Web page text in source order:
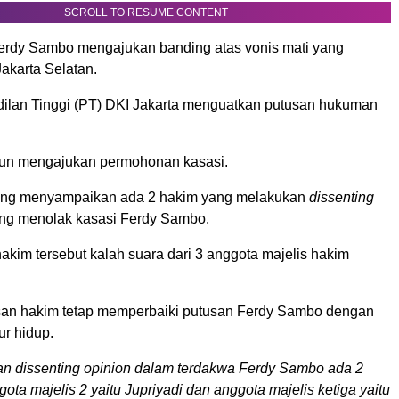
SCROLL TO RESUME CONTENT
Sambo mengajukan banding atas vonis mati yang
Selatan.
Tinggi (PT) DKI Jakarta menguatkan putusan hukuman
mengajukan permohonan kasasi.
menyampaikan ada 2 hakim yang melakukan dissenting
menolak kasasi Ferdy Sambo.
tersebut kalah suara dari 3 anggota majelis hakim
hakim tetap memperbaiki putusan Ferdy Sambo dengan
hidup.
dissenting opinion dalam terdakwa Ferdy Sambo ada 2
majelis 2 yaitu Jupriyadi dan anggota majelis ketiga yaitu